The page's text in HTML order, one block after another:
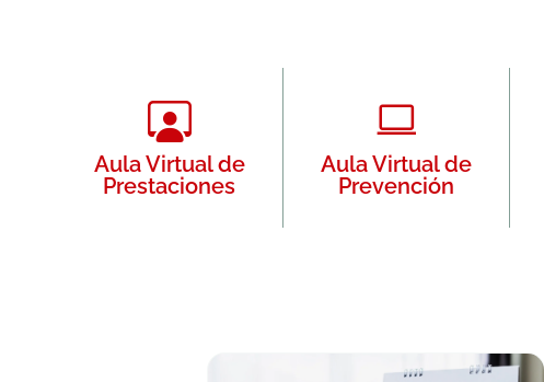
Aula Virtual de
Prestaciones
Aula Virtual de
Prevención